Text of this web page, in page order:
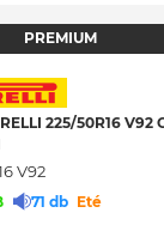
PREMIUM
225/50R16 V92
V92
71 db Eté